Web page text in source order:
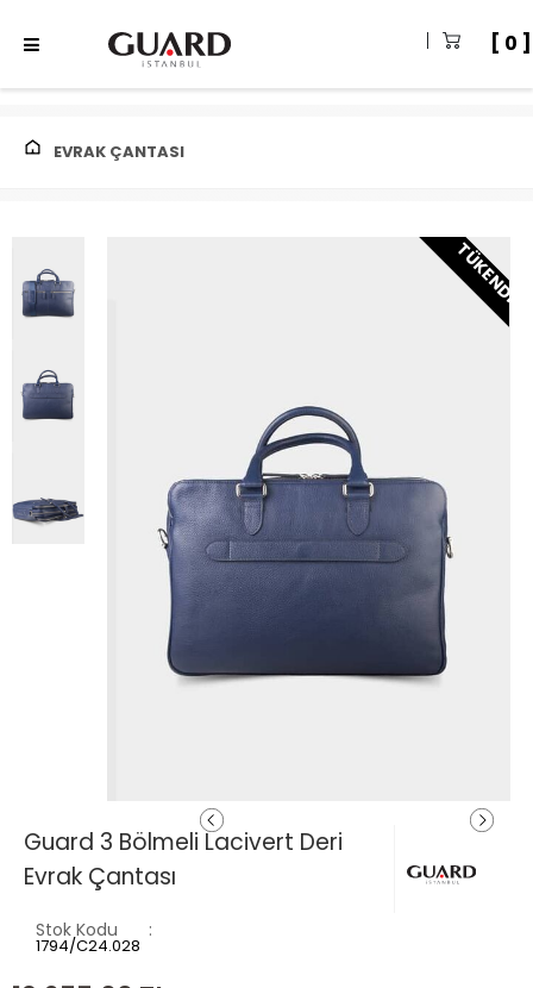
0
EVRAK ÇANTASI
TÜKENDI
Guard 3 Bölmeli Lacivert Deri
Evrak Çantası
Stok Kodu
1794/C24.028